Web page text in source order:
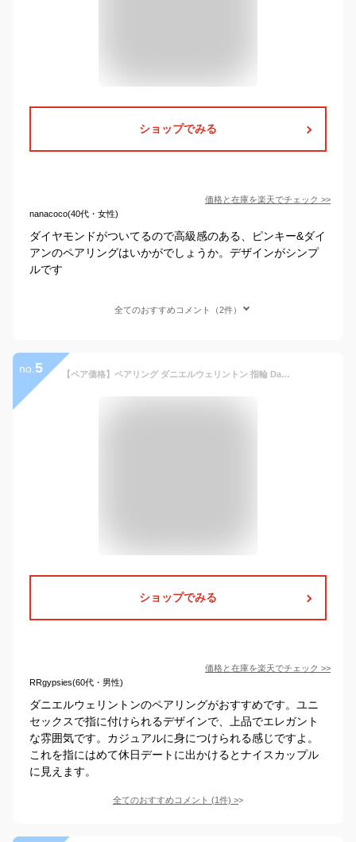
ショップでみる
価格と在庫を楽天でチェック >>
nanacoco(40代・女性)
ダイヤモンドがついてるので高級感のある、ピンキー&ダイ
アンのペアリングはいかがでしょうか。デザインがシンプ
ルです
全てのおすすめコメント（2件）
no. 5 【ペア価格】ペアリング ダニエルウェリントン 指輪 DanielWellington リング ダニエル アクセサリー 人気 アクセ ブランド ペア シンプル ピンク ローズ ゴールド シルバー 彼女 彼氏 恋人 夫婦 カップル お揃い 手頃 サプライズ 誕生日 結婚 記念日 プレゼント ギフト
ショップでみる
価格と在庫を楽天でチェック >>
RRgypsies(60代・男性)
ダニエルウェリントンのペアリングがおすすめです。ユニ
セックスで指に付けられるデザインで、上品でエレガント
な雰囲気です。カジュアルに身につけられる感じですよ。
これを指にはめて休日デートに出かけるとナイスカップル
に見えます。
全てのおすすめコメント (1件) >